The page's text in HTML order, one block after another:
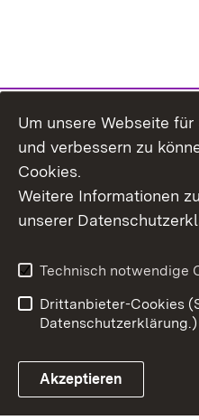
Erklärung zur
Um unsere Webseite
und verbessern zu
Cookies.
Weitere Informationen
unserer
Technisch notwendige
Drittanbieter-Cookies
Datenschutzerklärung.)
Akzeptieren